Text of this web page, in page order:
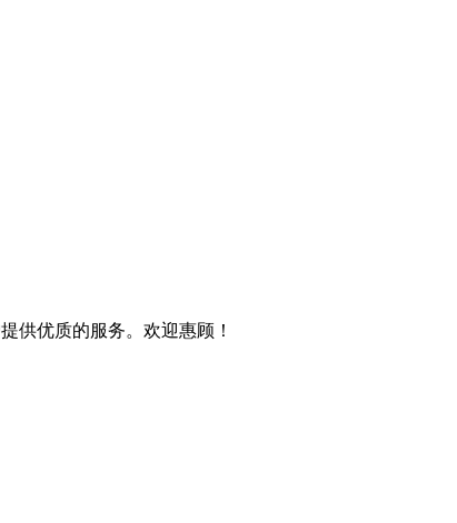
供优质的服务。欢迎惠顾！